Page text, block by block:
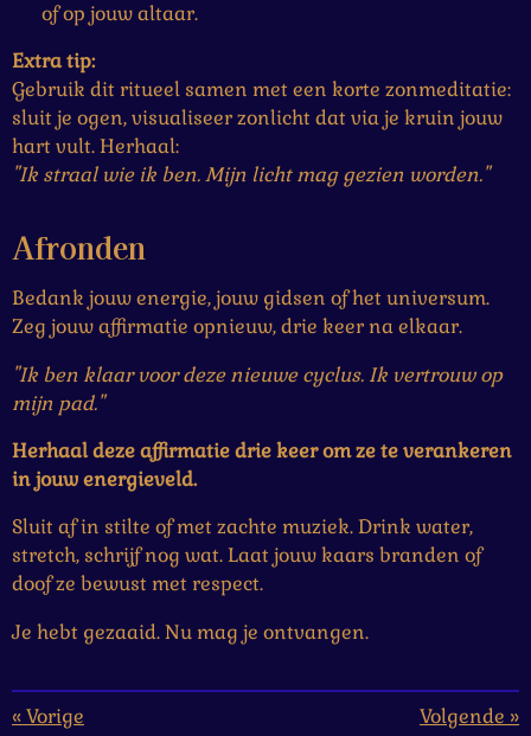
of op jouw altaar.
Extra tip:
Gebruik dit ritueel samen met een korte zonmeditatie:
sluit je ogen, visualiseer zonlicht dat via je kruin jouw
hart vult. Herhaal:
"Ik straal wie ik ben. Mijn licht mag gezien worden."
Afronden
Bedank jouw energie, jouw gidsen of het universum.
Zeg jouw affirmatie opnieuw, drie keer na elkaar.
"Ik ben klaar voor deze nieuwe cyclus. Ik vertrouw op
mijn pad."
Herhaal deze affirmatie drie keer om ze te verankeren
in jouw energieveld.
Sluit af in stilte of met zachte muziek. Drink water,
stretch, schrijf nog wat. Laat jouw kaars branden of
doof ze bewust met respect.
Je hebt gezaaid. Nu mag je ontvangen.
«Vorige Volgende »